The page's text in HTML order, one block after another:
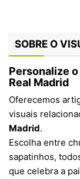
SOBRE O
Personalize
Real Madrid
Oferecemos
visuais
Madrid.
Escolha entre
sapatinhos,
que celebra a